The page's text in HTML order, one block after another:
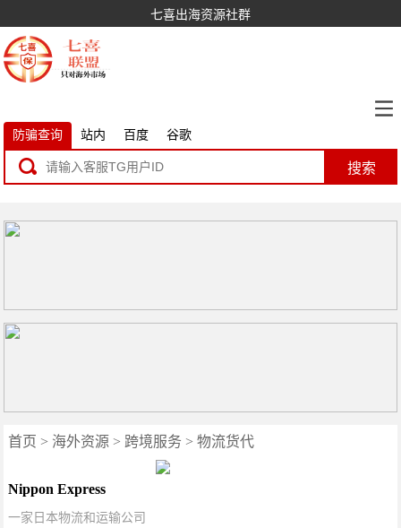
七喜出海资源社群
防骗查询 站内 百度 谷歌
搜索
首页 > 海外资源 > 跨境服务 >物流货代
Nippon Express
一家日本物流和运输公司